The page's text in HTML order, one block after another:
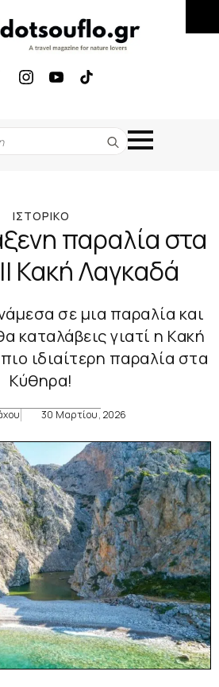
Search
for:
ΙΣΤΟΡΙΚΌ
παραλία στα
Κακή Λαγκαδά
σε μια παραλία και
καταλάβεις γιατί η Κακή
ιδιαίτερη παραλία στα
Κύθηρα!
30 Μαρτίου, 2026